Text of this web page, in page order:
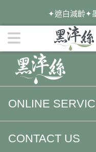
✦遮白減齡✦
夏日油膩扁塌救
遠離油癢雪花
ONLINE
CONTACT US